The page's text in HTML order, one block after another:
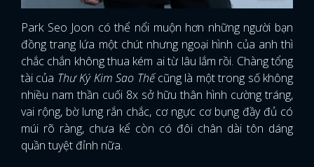
Park Seo Joon có thể nổi muộn hơn những người bạn
đồng trang lứa một chút nhưng ngoại hình của anh thì
chắc chắn không thua kém ai từ lâu lắm rồi. Chàng tổng
tài của Thư Ký Kim Sao Thếcũng là một trong số không
nhiều nam thần cuối 8x sở hữu thân hình cường tráng,
vai rộng, bờ lưng rắn chắc, cơ ngực cơ bụng đầy đủ có
múi rõ ràng, chưa kể còn có đôi chân dài tôn dáng
quần tuyệt đỉnh nữa.